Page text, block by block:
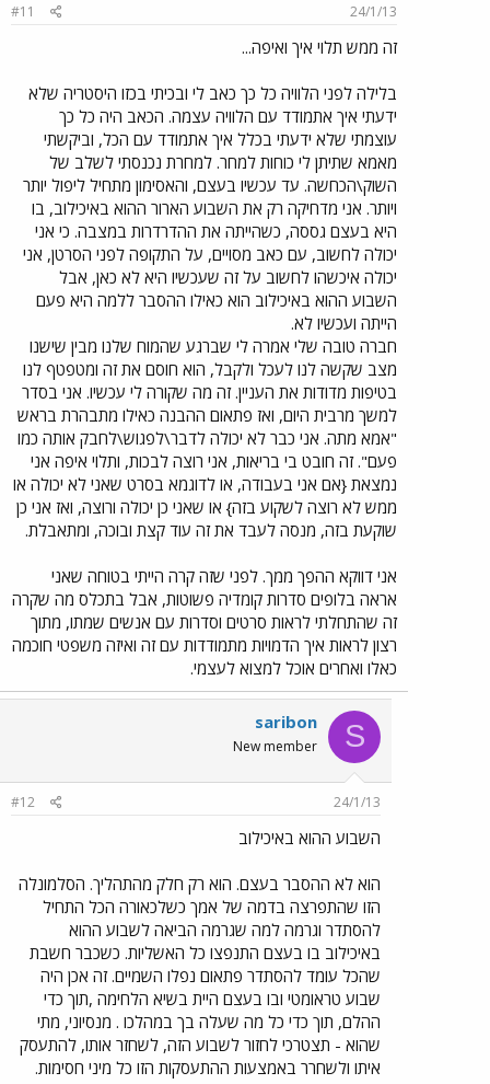
24/1/13
#11
זה ממש תלוי איך ואיפה...
בלילה לפני הלוויה כל כך כאב לי ובכיתי בכזו היסטריה שלא
ידעתי איך אתמודד עם הלוויה עצמה. הכאב היה כל כך
עוצמתי שלא ידעתי בכלל איך אתמודד עם הכל, וביקשתי
מאמא שתיתן לי כוחות למחר. למחרת נכנסתי לשלב של
השוק\הכחשה. עד עכשיו בעצם, והאסימון מתחיל ליפול יותר
ויותר. אני מדחיקה רק את השבוע הארור ההוא באיכילוב, בו
היא בעצם גססה, כשהייתה את ההדרדרות במצבה. כי אני
יכולה לחשוב, עם כאב מסויים, על התקופה לפני הסרטן, אני
יכולה איכשהו לחשוב על זה שעכשיו היא לא כאן, אבל
השבוע ההוא באיכילוב הוא כאילו ההסבר ללמה היא פעם
הייתה ועכשיו לא.
חברה טובה שלי אמרה לי שברגע שהמוח שלנו מבין שישנו
מצב שקשה לנו לעכל ולקבל, הוא חוסם את זה ומטפטף לנו
בטיפות מדודות את העניין. זה מה שקורה לי עכשיו. אני בסדר
למשך מרבית היום, ואז פתאום ההבנה כאילו מתבהרת בראש
"אמא מתה. אני כבר לא יכולה לדבר\לפגוש\לחבק אותה כמו
פעם". זה חובט בי בריאות, אני רוצה לבכות, ותלוי איפה אני
נמצאת {אם אני בעבודה, או לדוגמא בסרט שאני לא יכולה או
ממש לא רוצה לשקוע בזה} או שאני כן יכולה ורוצה, ואז אני כן
שוקעת בזה, מנסה לעבד את זה עוד קצת ובוכה, ומתאבלת.
אני דווקא ההפך ממך. לפני שזה קרה הייתי בטוחה שאני
אראה בלופים סדרות קומדיה פשוטות, אבל בתכלס מה שקרה
זה שהתחלתי לראות סרטים וסדרות עם אנשים שמתו, מתוך
רצון לראות איך הדמויות מתמודדות עם זה ואיזה משפטי חוכמה
כאלו ואחרים אוכל למצוא לעצמי.
S
saribon
New member
24/1/13
#12
השבוע ההוא באיכילוב
הוא לא ההסבר בעצם. הוא רק חלק מהתהליך. הסלמונלה
הזו שהתפרצה בדמה של אמך כשלכאורה הכל התחיל
להסתדר וגרמה למה שגרמה הביאה לשבוע ההוא
באיכילוב בו בעצם התנפצו כל האשליות. כשכבר חשבת
שהכל עומד להסתדר פתאום נפלו השמיים. זה אכן היה
שבוע טראומטי ובו בעצם היית בשיא הלחימה ,תוך כדי
ההלם, תוך כדי כל מה שעלה בך במהלכו . מנסיוני, מתי
שהוא - תצטרכי לחזור לשבוע הזה, לשחזר אותו, להתעסק
איתו ולשחרר באמצעות ההתעסקות הזו כל מיני חסימות.